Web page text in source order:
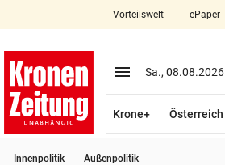
account_circle Anmelden
Vorteilswelt ePaper
menu Menü aufklappen
Sa., 08.08.2026
Krone+ Österreich
Innenpolitik Außenpolitik